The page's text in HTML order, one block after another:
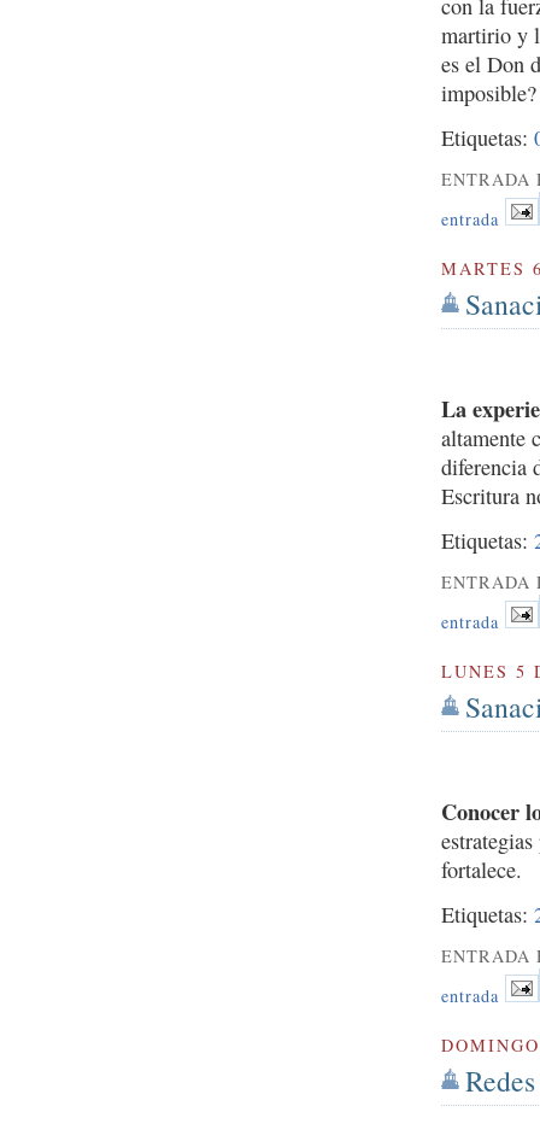
martirio y
es el Don
imposible?
Etiquetas:
ENTRADA
entrada
MARTES
La
altamente
diferencia
Escritura
Etiquetas:
ENTRADA
entrada
LUNES 5
Conocer
fortalece.
Etiquetas:
ENTRADA
entrada